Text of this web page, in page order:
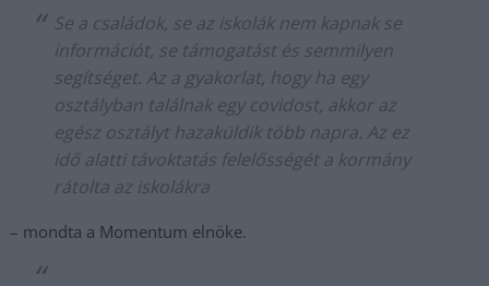
Se a családok, se az iskolák nem kapnak se
információt, se támogatást és semmilyen
segítséget. Az a gyakorlat, hogy ha egy
osztályban találnak egy covidost, akkor az
egész osztályt hazaküldik több napra. Az ez
idő alatti távoktatás felelősségét a kormány
rátolta az iskolákra
– mondta a Momentum elnöke.